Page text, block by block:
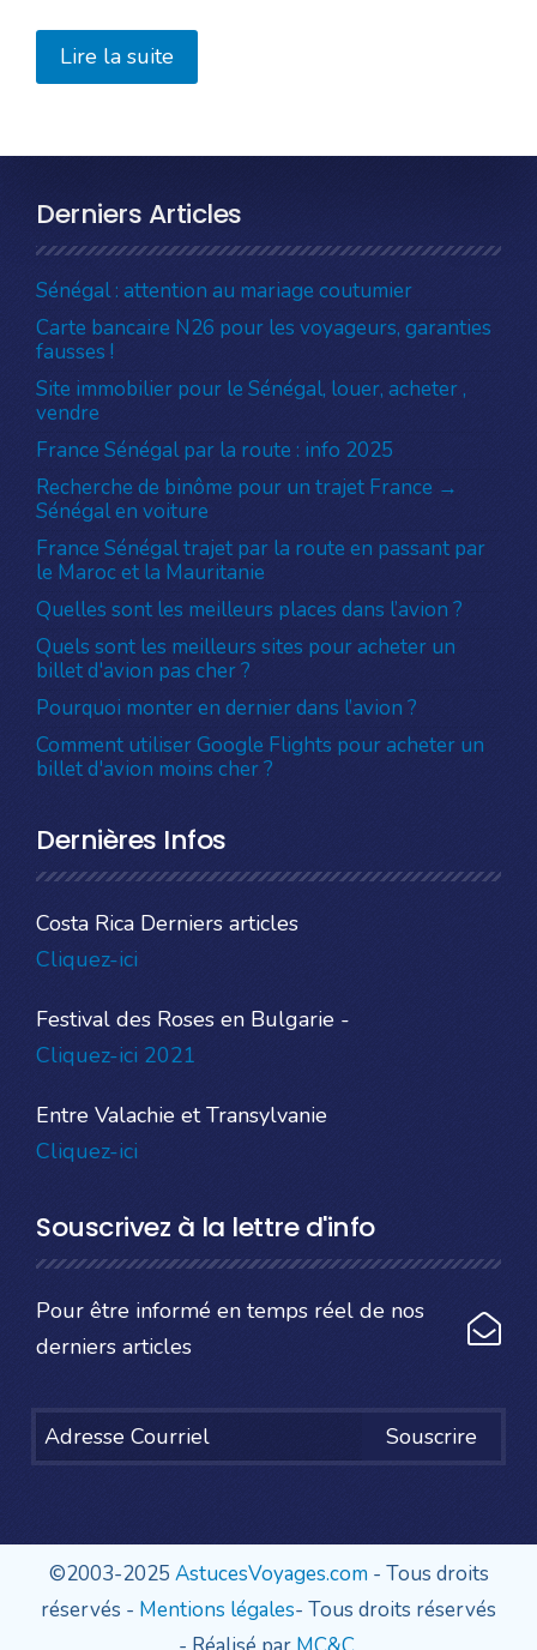
Lire la suite
Derniers Articles
Sénégal : attention au mariage coutumier
Carte bancaire N26 pour les voyageurs, garanties
fausses !
Site immobilier pour le Sénégal, louer, acheter ,
vendre
France Sénégal par la route : info 2025
Recherche de binôme pour un trajet France →
Sénégal en voiture
France Sénégal trajet par la route en passant par
le Maroc et la Mauritanie
Quelles sont les meilleurs places dans l’avion ?
Quels sont les meilleurs sites pour acheter un
billet d'avion pas cher ?
Pourquoi monter en dernier dans l’avion ?
Comment utiliser Google Flights pour acheter un
billet d'avion moins cher ?
Dernières Infos
Costa Rica Derniers articles
Cliquez-ici
Festival des Roses en Bulgarie -
Cliquez-ici 2021
Entre Valachie et Transylvanie
Cliquez-ici
Souscrivez à la lettre d'info
Pour être informé en temps réel de nos
derniers articles
Souscrire
©2003-2025 AstucesVoyages.com - Tous droits
réservés - Mentions légales- Tous droits réservés